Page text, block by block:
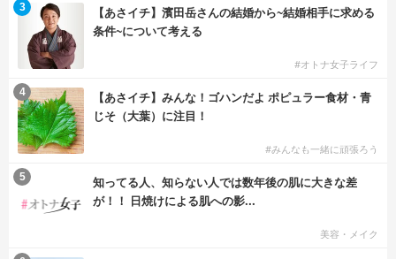
【あさイチ】濱田岳さんの結婚から~結婚相手に求める
条件~について考える
#オトナ女子ライフ
3
【あさイチ】みんな！ゴハンだよ ポピュラー食材・青
じそ（大葉）に注目！
#みんなも一緒に頑張ろう
4
知ってる人、知らない人では数年後の肌に大きな差
が！！ 日焼けによる肌への影...
美容・メイク
5